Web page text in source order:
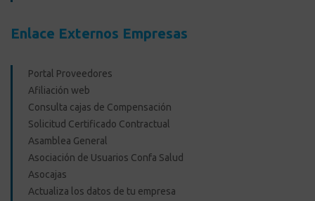
Enlace Externos Empresas
Portal Proveedores
Afiliación web
Consulta cajas de Compensación
Solicitud Certificado Contractual
Asamblea General
Asociación de Usuarios Confa Salud
Asocajas
Actualiza los datos de tu empresa